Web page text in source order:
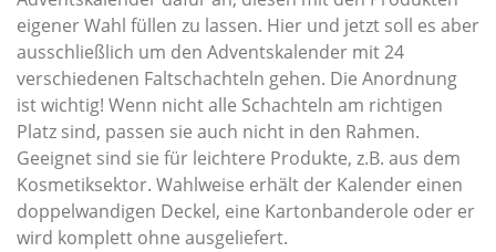
eigener Wahl füllen zu lassen. Hier und jetzt soll es aber
ausschließlich um den Adventskalender mit 24
verschiedenen Faltschachteln gehen. Die Anordnung
ist wichtig! Wenn nicht alle Schachteln am richtigen
Platz sind, passen sie auch nicht in den Rahmen.
Geeignet sind sie für leichtere Produkte, z.B. aus dem
Kosmetiksektor. Wahlweise erhält der Kalender einen
doppelwandigen Deckel, eine Kartonbanderole oder er
wird komplett ohne ausgeliefert.